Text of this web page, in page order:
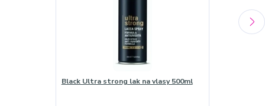
Black Ultra strong lak na vlasy 500ml